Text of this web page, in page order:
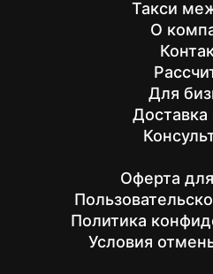
Такси
О
Для
Доставка
Оферта
Политика
Условия